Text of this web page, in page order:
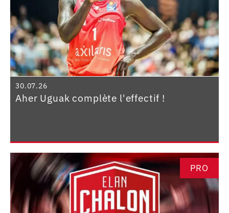
30.07.26
Aher Uguak complète l'effectif !
PRO